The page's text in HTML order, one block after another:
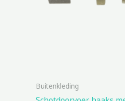
Buitenkleding